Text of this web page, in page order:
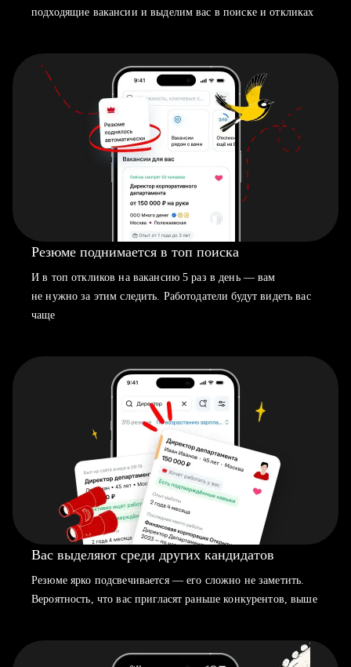
подходящие вакансии и выделим вас в поиске и откликах
Резюме поднимается в топ поиска
И в топ откликов на вакансию 5 раз в день — вам
не нужно за этим следить. Работодатели будут видеть вас
чаще
Вас выделяют среди других кандидатов
Резюме ярко подсвечивается — его сложно не заметить.
Вероятность, что вас пригласят раньше конкурентов, выше